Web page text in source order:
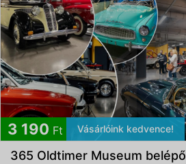
3 190 Ft Vásárlóink kedvence!
365 Oldtimer Museum belépő